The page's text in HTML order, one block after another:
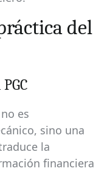
del
es
sino una
la
financiera